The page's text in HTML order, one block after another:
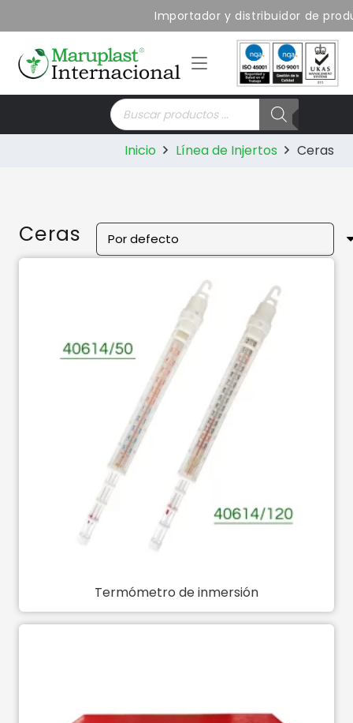
Importador y distribuidor de
Búsqueda
de
productos
Inicio Línea de Injertos Ceras
Ceras
Termómetro de inmersión